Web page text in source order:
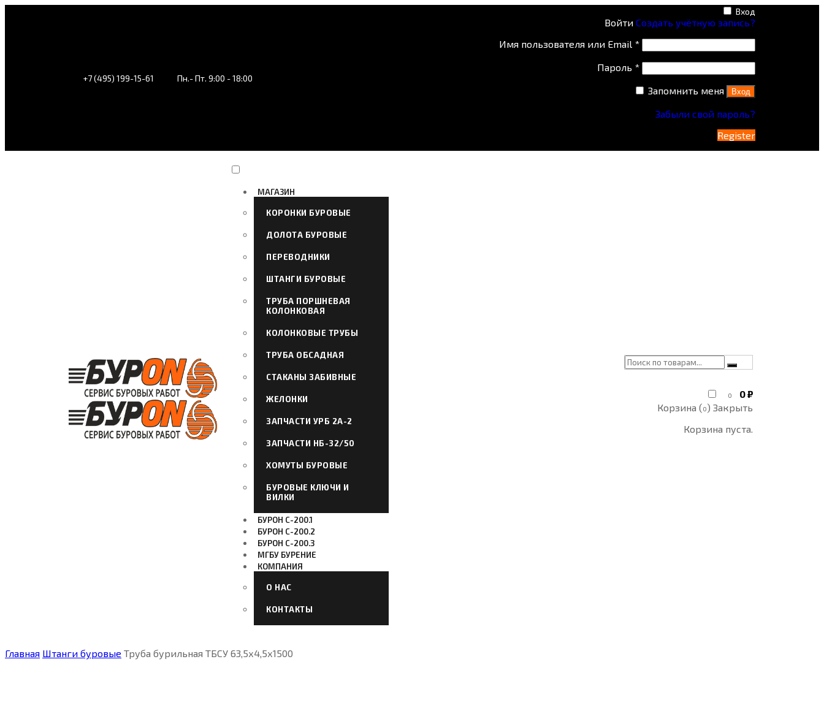
+7 (495) 199-15-61 Пн.- Пт. 9:00 - 18:00
Вход
Войти Создать учётную запись?
Имя пользователя или Email *
Пароль *
Запомнить меня
Вход
Забыли свой пароль?
Register
МАГАЗИН
КОРОНКИ БУРОВЫЕ
ДОЛОТА БУРОВЫЕ
ПЕРЕВОДНИКИ
ШТАНГИ БУРОВЫЕ
ТРУБА ПОРШНЕВАЯ
КОЛОНКОВАЯ
КОЛОНКОВЫЕ ТРУБЫ
ТРУБА ОБСАДНАЯ
СТАКАНЫ ЗАБИВНЫЕ
ЖЕЛОНКИ
ЗАПЧАСТИ УРБ 2А-2
ЗАПЧАСТИ НБ-32/50
ХОМУТЫ БУРОВЫЕ
БУРОВЫЕ КЛЮЧИ И
ВИЛКИ
БУРОН С-200.1
БУРОН С-200.2
БУРОН С-200.3
МГБУ БУРЕНИЕ
КОМПАНИЯ
О НАС
КОНТАКТЫ
0 0₽
Корзина (0)Закрыть
Корзина пуста.
Главная Штанги буровые Труба бурильная ТБСУ 63,5х4,5х1500